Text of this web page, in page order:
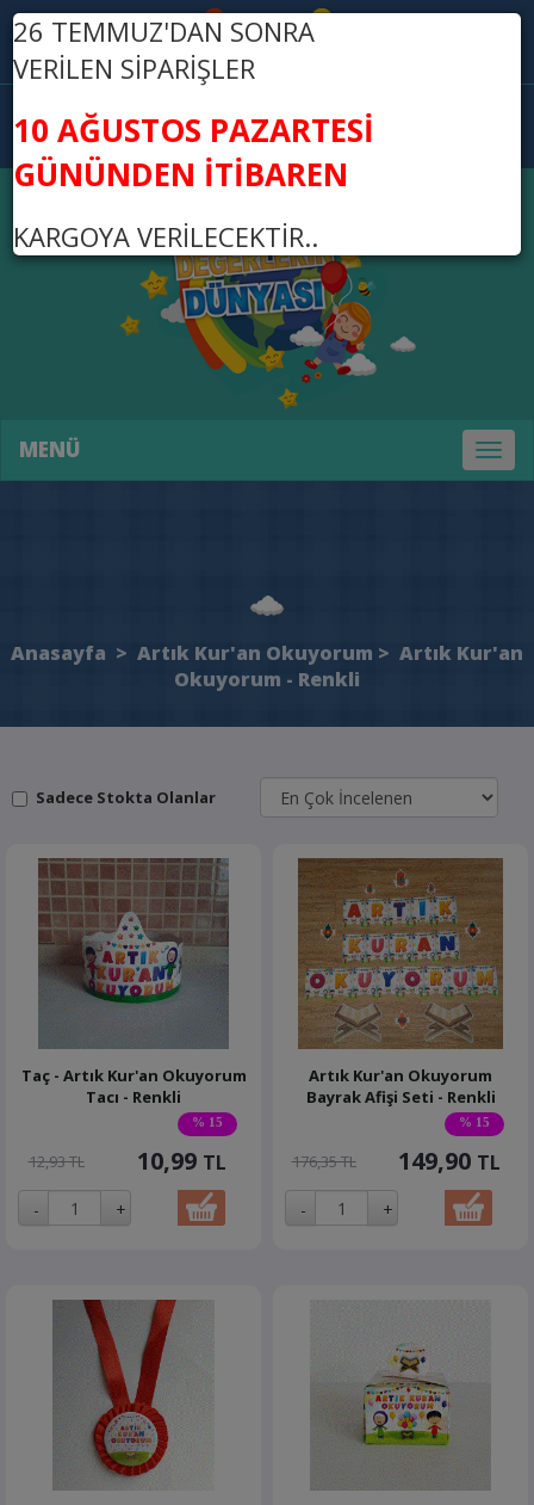
Üye Ol Giriş Yap
MENÜ
Toggle
Anasayfa > Artık Kur'an Okuyorum > Artık Kur'an
Okuyorum - Renkli
Sadece Stokta Olanlar
% 15
Taç - Artık Kur'an Okuyorum
Tacı - Renkli
12,93 TL 10,99 TL
% 15
Artık Kur'an Okuyorum
Bayrak Afişi Seti - Renkli
176,35 TL 149,90 TL
26 TEMMUZ'DAN SONRA
VERİLEN SİPARİŞLER
10 AĞUSTOS PAZARTESİ
GÜNÜNDEN İTİBAREN
KARGOYA VERİLECEKTİR..